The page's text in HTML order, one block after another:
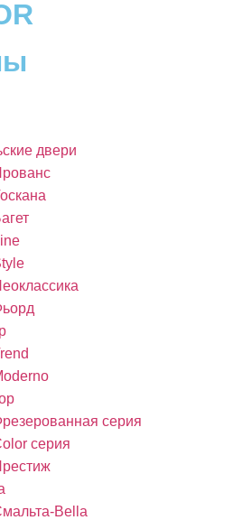
двери
серия
серия
Bella